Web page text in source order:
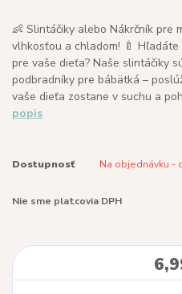
👶 Slintáčiky alebo Nákrčník pre
vlhkosťou a chladom! 🍼
pre vaše dieťa? Naše slintáčiky
podbradníky pre bábätká –
vaše dieťa zostane v suchu a
popis
Dostupnosť Na objednávku -
Nie sme platcovia DPH